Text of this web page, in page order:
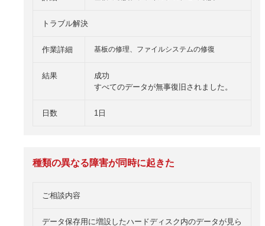
トラブル解決
作業詳細 基板の修理、ファイルシステムの修復
結果
成功
すべてのデータが無事復旧されました。
日数 1日
種類の異なる障害が同時に起きた
ご相談内容
データ保存用に増設したハードディスク内のデータが見ら